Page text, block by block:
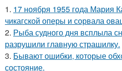
1. 17 ноября 1955 года Мария
чикагской оперы и сорвала
2. Рыба судного дня всплыла
разрушили главную страшилку.
3. Бывают ошибки, которые
состояние.